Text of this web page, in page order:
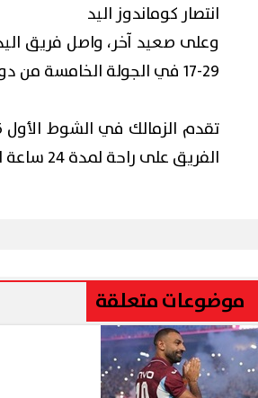
انتصار كوماندوز اليد
وعلى صعيد آخر، واصل فريق
29-17 في الجولة الخامسة من دوري المحترفين على صالة عبد الرحمن فوزي.
الفريق على راحة لمدة 24 ساعة استعدادًا لمواجهة القناة يوم الجمعة المقبل.
موضوعات متعلقة